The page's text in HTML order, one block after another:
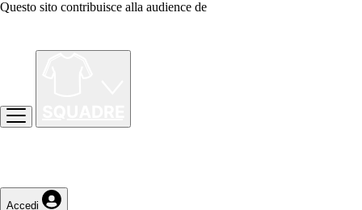
Questo sito contribuisce alla audience de
Accedi